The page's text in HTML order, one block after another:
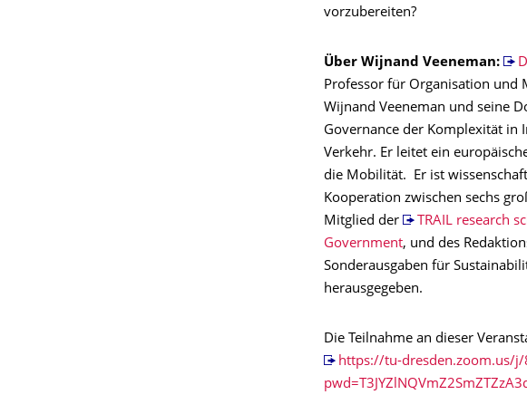
vorzubereiten?
Über Wijnand Veeneman:
Professor für Organisation und
Wijnand Veeneman und seine
Governance der Komplexität in
Verkehr. Er leitet ein
die Mobilität. Er ist
Kooperation zwischen sechs
Mitglied der
TRAIL research
Government, und des
Sonderausgaben für
herausgegeben.
Die Teilnahme an dieser
https://tu-dresden.zoom.us/j/